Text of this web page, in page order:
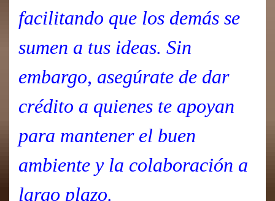
facilitando que los demás se
sumen a tus ideas. Sin
embargo, asegúrate de dar
crédito a quienes te apoyan
para mantener el buen
ambiente y la colaboración a
largo plazo.